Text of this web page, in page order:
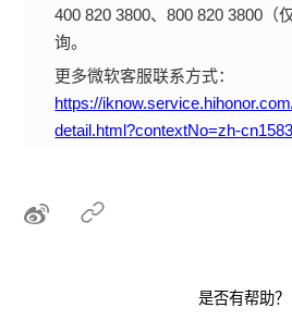
400 820 3800、800 820 3800（
询。
更多微软客服联系方式：
https://
detail.html?contextNo=zh-
是否有帮助？